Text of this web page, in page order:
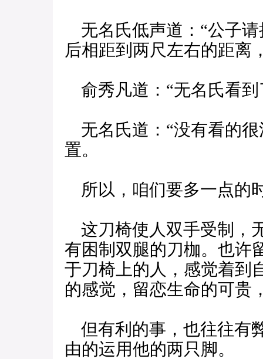
无名氏低声道：“公子
后相距到两尺左右的距离
俞秀凡道：“无名氏看到
无名氏道：“没有看的
置。
所以，咱们要多一点的
这刀椅使人双手受制，
有困制双腿的刀枷。也许
于刀椅上的人，感觉着到
的感觉，留恋生命的可贵
但有利的事，也往往有
由的运用他的两只脚。